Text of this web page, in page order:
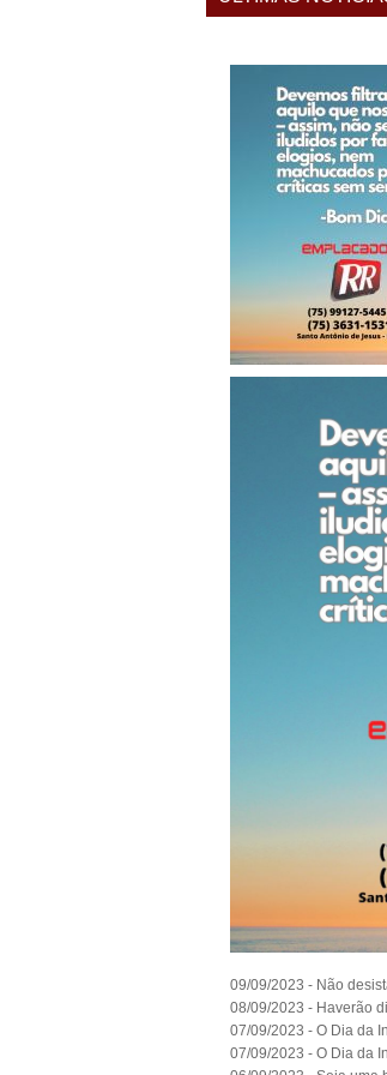
09/09/2023 - Não
08/09/2023 - Haverão
07/09/2023 - O Dia da
07/09/2023 - O Dia da